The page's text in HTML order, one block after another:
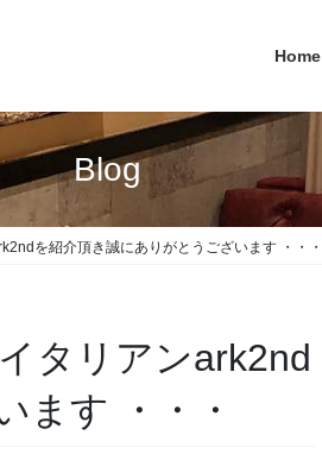
Home
Blog
を紹介頂き誠にありがとうございます ・・・
タリアンark2nd
ます ・・・